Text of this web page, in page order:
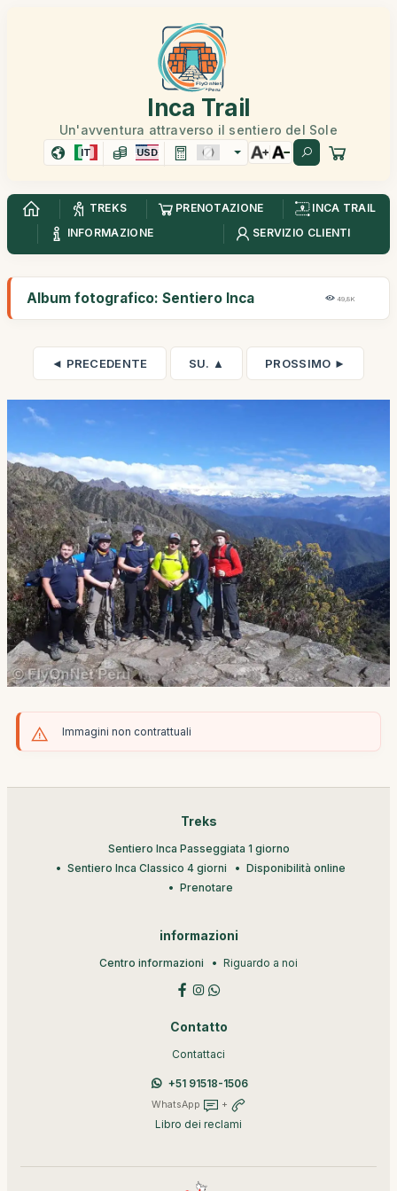
Inca Trail
Un'avventura attraverso il sentiero del Sole
IT USD
TREKS PRENOTAZIONE
INCA TRAIL
INFORMAZIONE
SERVIZIO CLIENTI
Album fotografico: Sentiero Inca 49,8K
◄ PRECEDENTE SU. ▲ PROSSIMO ►
Immagini non contrattuali
Treks
Sentiero Inca Passeggiata 1 giorno
Sentiero Inca Classico 4 giorni
Disponibilità online
Prenotare
informazioni
Centro informazioni Riguardo a noi
Contatto
Contattaci
+51 91518-1506
WhatsApp +
Libro dei reclami